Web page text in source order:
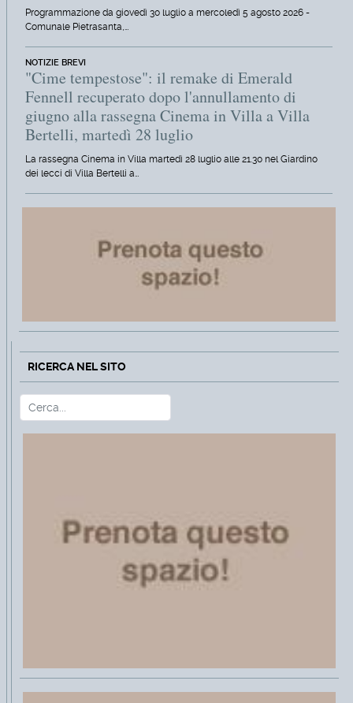
Programmazione da giovedì 30 luglio a mercoledì 5 agosto 2026 -
Comunale Pietrasanta,…
NOTIZIE BREVI
"Cime tempestose": il remake di Emerald
Fennell recuperato dopo l'annullamento di
giugno alla rassegna Cinema in Villa a Villa
Bertelli, martedì 28 luglio
La rassegna Cinema in Villa martedì 28 luglio alle 21.30 nel Giardino
dei lecci di Villa Bertelli a…
RICERCA NEL SITO
Cerca Type 2 or more characters for